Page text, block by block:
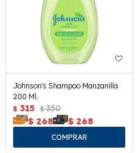
Johnson's Shampoo Manzanilla
200 Ml.
$ 315 $ 350
$ 268 $ 268